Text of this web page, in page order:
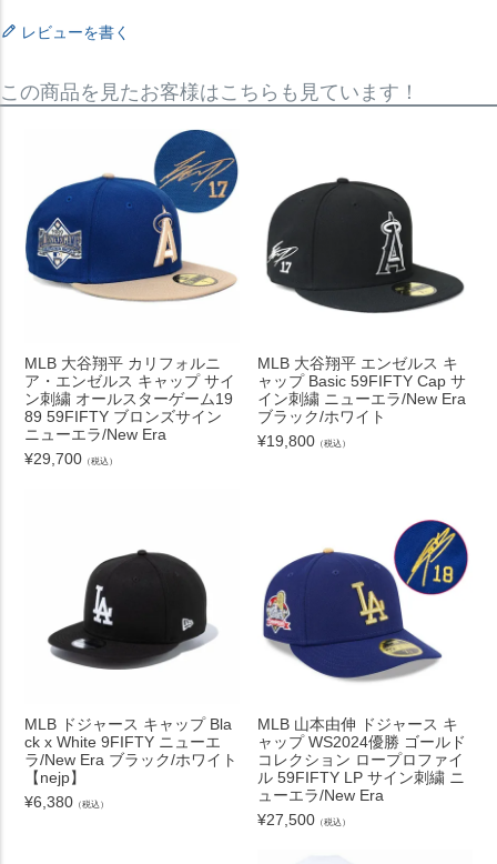
レビューを書く
この商品を見たお客様はこちらも見ています！
MLB 大谷翔平 カリフォルニ
ア・エンゼルス キャップ サイ
ン刺繍 オールスターゲーム19
89 59FIFTY ブロンズサイン
ニューエラ/New Era
¥29,700 （税込）
MLB 大谷翔平 エンゼルス キ
ャップ Basic 59FIFTY Cap サ
イン刺繍 ニューエラ/New Era
ブラック/ホワイト
¥19,800 （税込）
MLB ドジャース キャップ Bla
ck x White 9FIFTY ニューエ
ラ/New Era ブラック/ホワイト
【nejp】
¥6,380 （税込）
MLB 山本由伸 ドジャース キ
ャップ WS2024優勝 ゴールド
コレクション ロープロファイ
ル 59FIFTY LP サイン刺繍 ニ
ューエラ/New Era
¥27,500 （税込）